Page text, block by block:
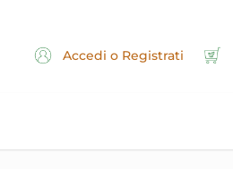
Accedi o Registrati